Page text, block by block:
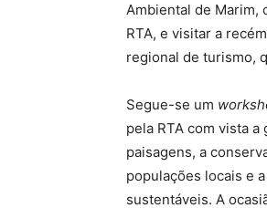
Ambiental de Marim,
RTA, e visitar a
regional de turismo,
Segue-se um
pela RTA com vista
paisagens, a
populações locais e
sustentáveis. A